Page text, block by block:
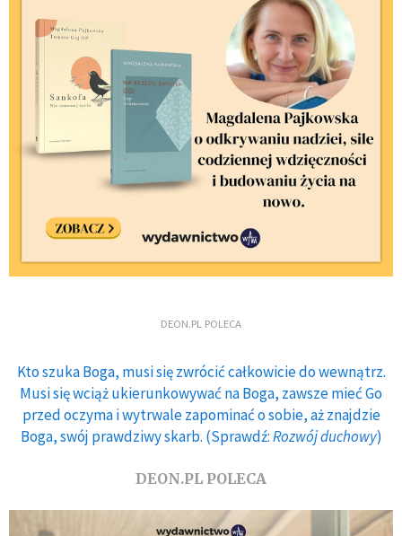
DEON.PL POLECA
Kto szuka Boga, musi się zwrócić całkowicie do wewnątrz.
Musi się wciąż ukierunkowywać na Boga, zawsze mieć Go
przed oczyma i wytrwale zapominać o sobie, aż znajdzie
Boga, swój prawdziwy skarb. (Sprawdź:Rozwój duchowy)
DEON.PL POLECA